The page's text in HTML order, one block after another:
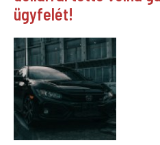
ügyfelét!